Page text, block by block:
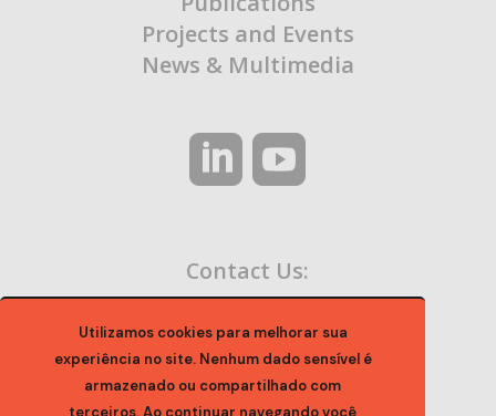
Utilizamos cookies para melhorar sua
experiência no site. Nenhum dado sensível é
armazenado ou compartilhado com
Projects and Events
News & Multimedia
Contact Us:
contato@ocaa.org.br